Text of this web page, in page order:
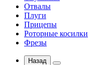
Отвалы
Плуги
Прицепы
Роторные косилки
Фрезы
Назад